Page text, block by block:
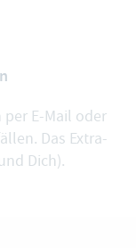
E-Mail oder
Das Extra-
Dich).